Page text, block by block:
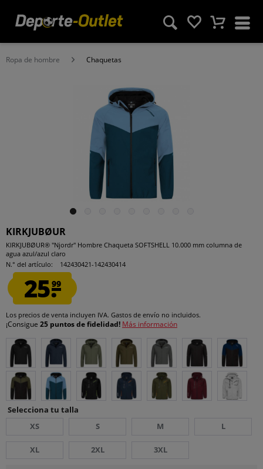
Ropa de hombre Chaquetas
KIRKJUBØUR
KIRKJUBØUR® "Njordr" Hombre Chaqueta SOFTSHELL 10.000 mm columna de
agua azul/azul claro
N.° del artículo:
142430421-142430414
25.99
Los precios de venta incluyen IVA. Gastos de envío no incluidos.
¡Consigue 25 puntos de fidelidad! Más información
Selecciona tu talla
XS
S M L
XL 2XL 3XL